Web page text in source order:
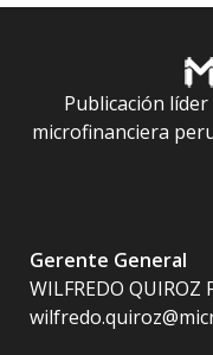
Publicación
microfinanciera
Gerente General
WILFREDO QUIROZ